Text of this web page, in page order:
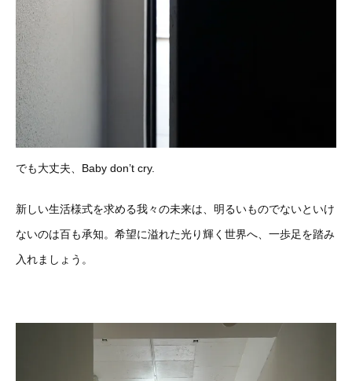
でも大丈夫、Baby don’t cry.
新しい生活様式を求める我々の未来は、明るいものでないといけ
ないのは百も承知。希望に溢れた光り輝く世界へ、一歩足を踏み
入れましょう。